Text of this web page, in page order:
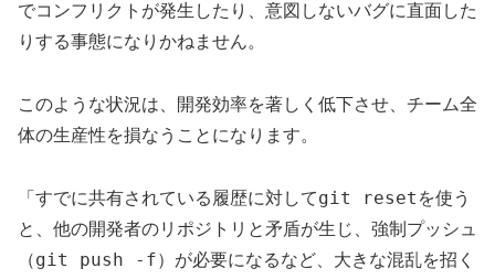
でコンフリクトが発生したり、意図しないバグに直面した
りする事態になりかねません。
このような状況は、開発効率を著しく低下させ、チーム全
体の生産性を損なうことになります。
「すでに共有されている履歴に対してgit reset を使う
と、他の開発者のリポジトリと矛盾が生じ、強制プッシュ
（git push -f）が必要になるなど、大きな混乱を招く